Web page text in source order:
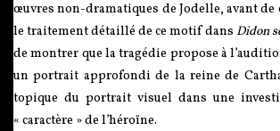
œuvres non-dramatiques de Jodelle, avant de
le traitement détaillé de ce motif dans Didon
de montrer que la tragédie propose à
un portrait approfondi de la reine de
topique du portrait visuel dans une
« caractère » de l’héroïne.